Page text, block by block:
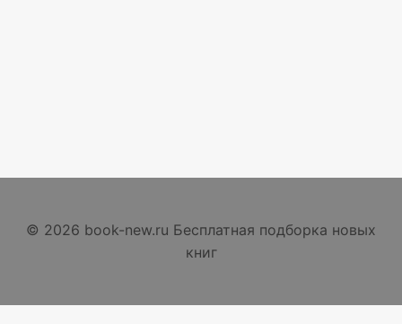
© 2026 book-new.ru Бесплатная подборка новых
книг